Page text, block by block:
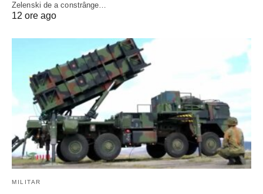
Zelenski de a constrânge…
12 ore ago
MILITAR